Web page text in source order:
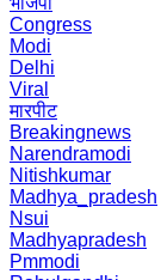
Congress
Modi
Delhi
Viral
मारपीट
Breakingnews
Narendramodi
Nitishkumar
Madhya_pradesh
Nsui
Madhyapradesh
Pmmodi